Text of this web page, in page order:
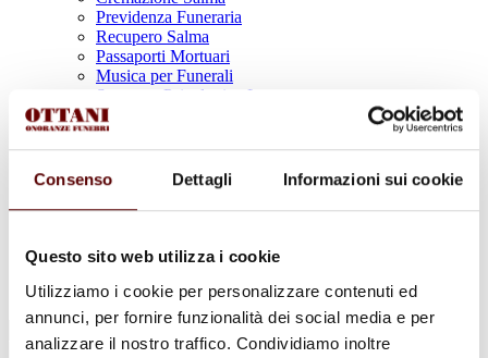
Consenso Dettagli Informazioni sui cookie
Questo sito web utilizza i cookie
Utilizziamo i cookie per personalizzare contenuti ed
annunci, per fornire funzionalità dei social media e per
analizzare il nostro traffico. Condividiamo inoltre
Previdenza Funeraria
Recupero Salma
Passaporti Mortuari
Musica per Funerali
Supporto Psicologico Lutto
Prodotti Funerari
Lapidi, Lastre tombali e Monumenti Funerari
Urne Cinerarie
Allestimento Funebre
In caso di decesso
News
Info e Contatti
Cerca
per: